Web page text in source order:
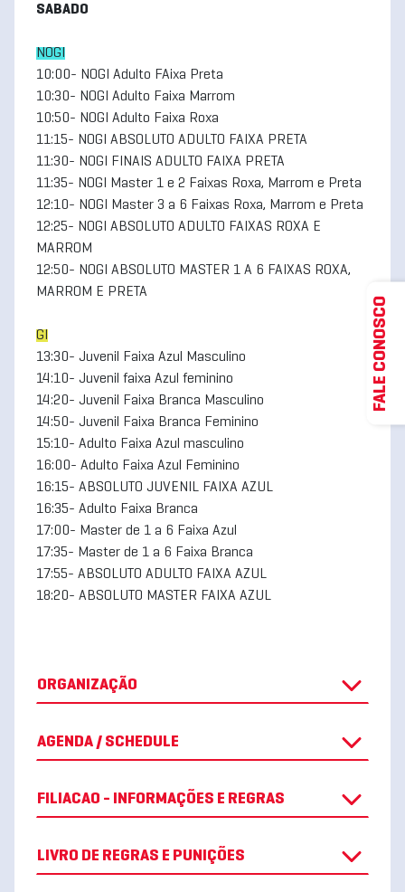
SABADO
NOGI
10:00- NOGI Adulto FAixa Preta
10:30- NOGI Adulto Faixa Marrom
10:50- NOGI Adulto Faixa Roxa
11:15- NOGI ABSOLUTO ADULTO FAIXA PRETA
11:30- NOGI FINAIS ADULTO FAIXA PRETA
11:35- NOGI Master 1 e 2 Faixas Roxa, Marrom e Preta
12:10- NOGI Master 3 a 6 Faixas Roxa, Marrom e Preta
12:25- NOGI ABSOLUTO ADULTO FAIXAS ROXA E
MARROM
12:50- NOGI ABSOLUTO MASTER 1 A 6 FAIXAS ROXA,
MARROM E PRETA
GI
13:30- Juvenil Faixa Azul Masculino
14:10- Juvenil faixa Azul feminino
14:20- Juvenil Faixa Branca Masculino
14:50- Juvenil Faixa Branca Feminino
15:10- Adulto Faixa Azul masculino
16:00- Adulto Faixa Azul Feminino
16:15- ABSOLUTO JUVENIL FAIXA AZUL
16:35- Adulto Faixa Branca
17:00- Master de 1 a 6 Faixa Azul
17:35- Master de 1 a 6 Faixa Branca
17:55- ABSOLUTO ADULTO FAIXA AZUL
18:20- ABSOLUTO MASTER FAIXA AZUL
ORGANIZAÇÃO
AGENDA / SCHEDULE
FILIACAO - INFORMAÇÕES E REGRAS
LIVRO DE REGRAS E PUNIÇÕES
FALE CONOSCO